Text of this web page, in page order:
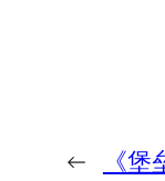
← 《